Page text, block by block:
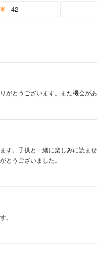
42
がとうございます。また機会が
す。子供と一緒に楽しみに読ませ
とうございました。
。